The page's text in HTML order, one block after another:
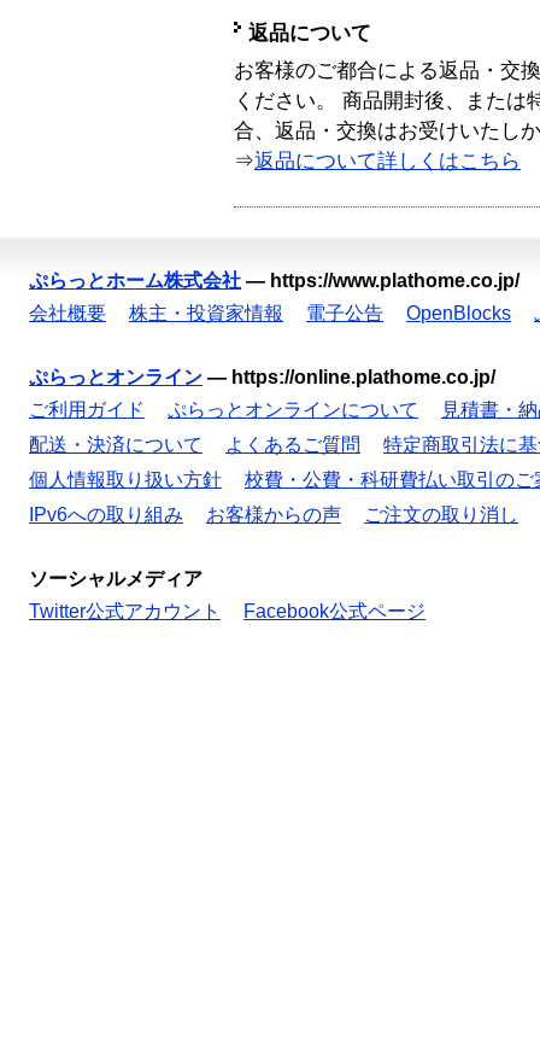
返品について
お客様のご都合による返品・交
ください。 商品開封後、または
合、返品・交換はお受けいたし
⇒返品について詳しくはこちら
ぷらっとホーム株式会社 — https://www.plathome.co.jp/
会社概要
株主・投資家情報 電子公告 OpenBlocks
ぷらっとオンライン — https://online.plathome.co.jp/
ご利用ガイド
ぷらっとオンラインについて
見積書・
配送・決済について
よくあるご質問
特定商取引法に
個人情報取り扱い方針
校費・公費・科研費払い取引のご
IPv6への取り組み
お客様からの声 ご注文の取り消し
ソーシャルメディア
Twitter公式アカウント
Facebook公式ページ